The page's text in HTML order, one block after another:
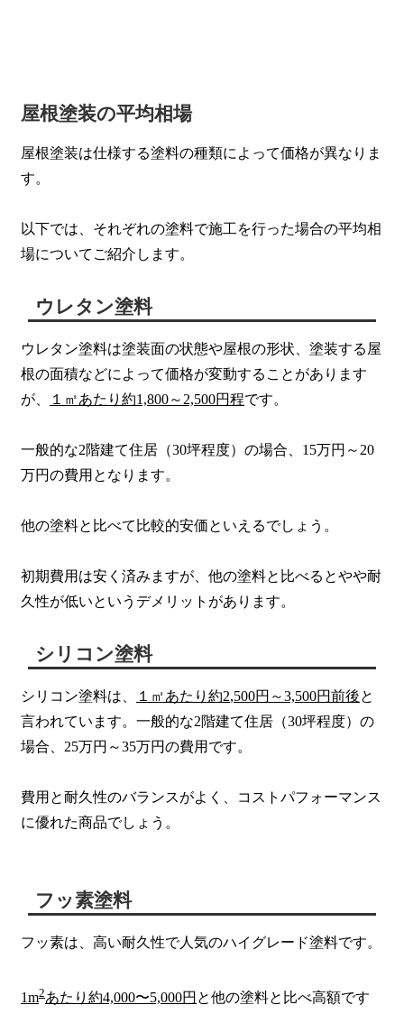
屋根塗装の平均相場
屋根塗装は仕様する塗料の種類によって価格が異なりま
す。
以下では、それぞれの塗料で施工を行った場合の平均相
場についてご紹介します。
ウレタン塗料
ウレタン塗料は塗装面の状態や屋根の形状、塗装する屋
根の面積などによって価格が変動することがあります
が、
１㎡あたり約1,800～2,500円程です。
一般的な2階建て住居（30坪程度）の場合、15万円～20
万円の費用となります。
他の塗料と比べて比較的安価といえるでしょう。
初期費用は安く済みますが、他の塗料と比べるとやや耐
久性が低いというデメリットがあります。
シリコン塗料
シリコン塗料は、 １㎡あたり約2,500円～3,500円前後と
言われています。一般的な2階建て住居（30坪程度）の
場合、25万円～35万円の費用です。
費用と耐久性のバランスがよく、コストパフォーマンス
に優れた商品でしょう。
フッ素塗料
フッ素は、高い耐久性で人気のハイグレード塗料です。
1m2あたり約4,000〜5,000円 と他の塗料と比べ高額です